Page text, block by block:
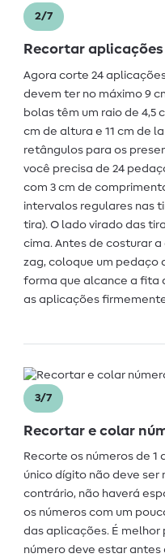
2/7
Recortar aplicações
Agora corte 24
devem ter no máximo 9
bolas têm um raio de 4,5
cm de altura e 11 cm de
retângulos para os
você precisa de 24
com 3 cm de
intervalos regulares nas
tira). O lado virado das
cima. Antes de costurar
zag, coloque um pedaço
forma que alcance a fita
as aplicações
3/7
Recortar e colar
Recorte os números de 1
único dígito não deve ser
contrário, não haverá
os números com um
das aplicações. É
número deve estar